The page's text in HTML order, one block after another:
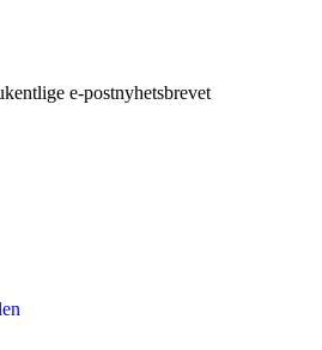
e-postnyhetsbrevet